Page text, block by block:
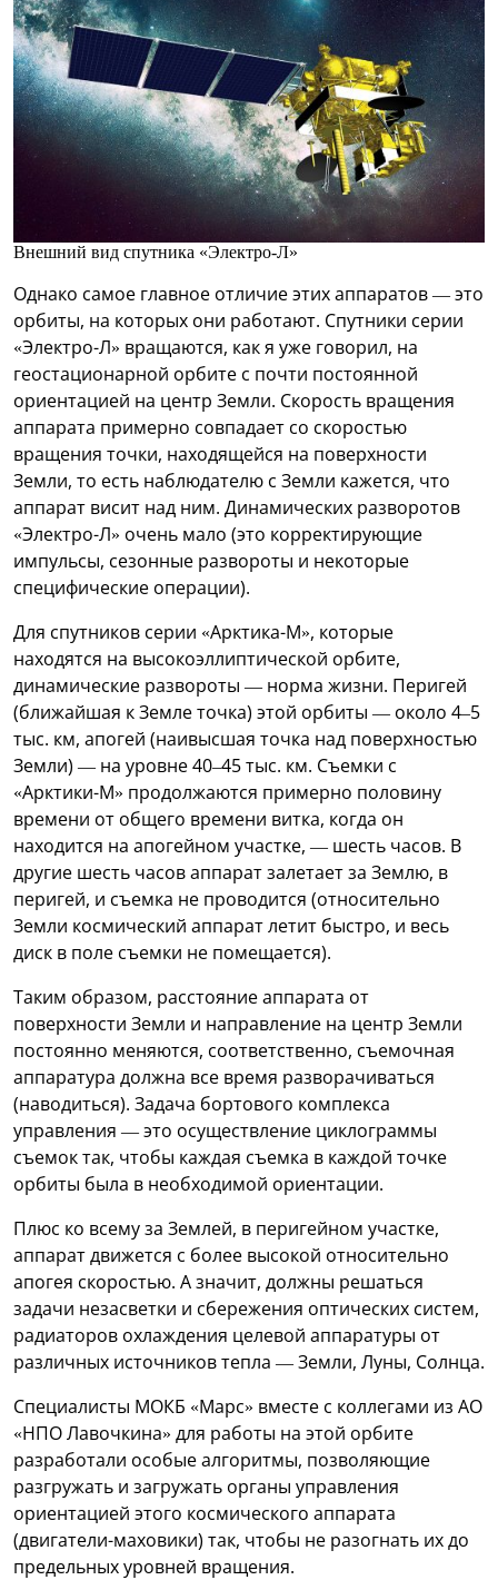
Внешний вид спутника «Электро-Л»
Однако самое главное отличие этих аппаратов — это
орбиты, на которых они работают. Спутники серии
«Электро-Л» вращаются, как я уже говорил, на
геостационарной орбите с почти постоянной
ориентацией на центр Земли. Скорость вращения
аппарата примерно совпадает со скоростью
вращения точки, находящейся на поверхности
Земли, то есть наблюдателю с Земли кажется, что
аппарат висит над ним. Динамических разворотов
«Электро-Л» очень мало (это корректирующие
импульсы, сезонные развороты и некоторые
специфические операции).
Для спутников серии «Арктика-М», которые
находятся на высокоэллиптической орбите,
динамические развороты — норма жизни. Перигей
(ближайшая к Земле точка) этой орбиты — около 4–5
тыс. км, апогей (наивысшая точка над поверхностью
Земли) — на уровне 40–45 тыс. км. Съемки с
«Арктики-М» продолжаются примерно половину
времени от общего времени витка, когда он
находится на апогейном участке, — шесть часов. В
другие шесть часов аппарат залетает за Землю, в
перигей, и съемка не проводится (относительно
Земли космический аппарат летит быстро, и весь
диск в поле съемки не помещается).
Таким образом, расстояние аппарата от
поверхности Земли и направление на центр Земли
постоянно меняются, соответственно, съемочная
аппаратура должна все время разворачиваться
(наводиться). Задача бортового комплекса
управления — это осуществление циклограммы
съемок так, чтобы каждая съемка в каждой точке
орбиты была в необходимой ориентации.
Плюс ко всему за Землей, в перигейном участке,
аппарат движется с более высокой относительно
апогея скоростью. А значит, должны решаться
задачи незасветки и сбережения оптических систем,
радиаторов охлаждения целевой аппаратуры от
различных источников тепла — Земли, Луны, Солнца.
Специалисты МОКБ «Марс» вместе с коллегами из АО
«НПО Лавочкина» для работы на этой орбите
разработали особые алгоритмы, позволяющие
разгружать и загружать органы управления
ориентацией этого космического аппарата
(двигатели-маховики) так, чтобы не разогнать их до
предельных уровней вращения.